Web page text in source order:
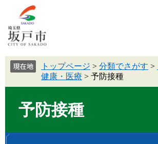
トップページ > 分類でさがす >
健康・医療 > 予防接種
予防接種